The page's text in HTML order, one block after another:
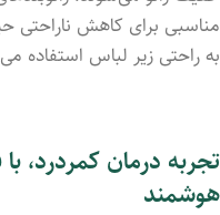
مناسبی برای کاهش ناراحتی
به راحتی زیر لباس استفاده
تجربه درمان کمردرد،
هوشمند